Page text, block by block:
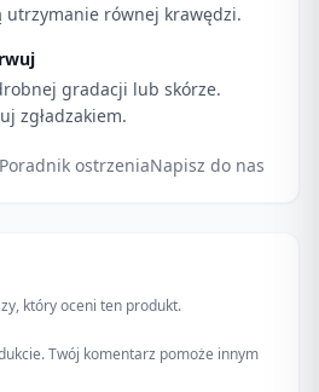
utrzymanie równej krawędzi.
gradacji lub skórze.
zgładzakiem.
Poradnik ostrzeniaNapisz do nas
który oceni ten produkt.
Twój komentarz pomoże innym